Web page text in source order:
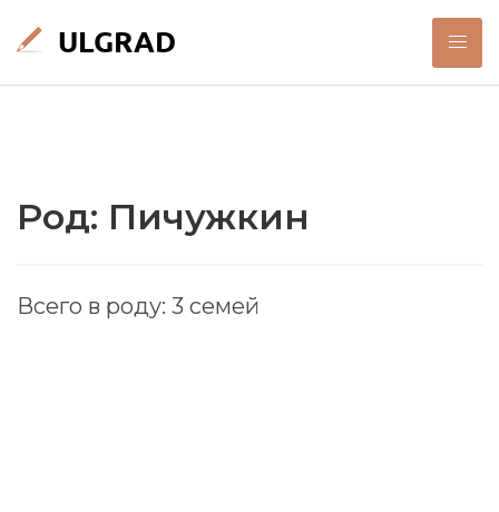
Род: Пичужкин
Всего в роду: 3 семей